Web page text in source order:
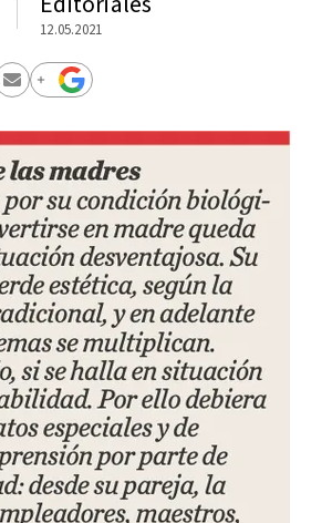
12.05.2021